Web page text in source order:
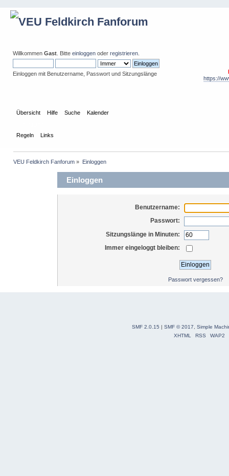
Willkommen Gast . Bitte einloggen oder registrieren
Einloggen mit Benutzername, Passwort und Sitzungslänge
https://
Übersicht Hilfe Suche
Kalender
Regeln
Links
VEU Feldkirch Fanforum » Einloggen
Einloggen
Benutzername:
Passwort:
Sitzungslänge in Minuten:
Immer eingeloggt bleiben:
Passwort vergessen?
SMF 2.0.15 SMF © 2017, Simple
XHTML
RSS WAP2